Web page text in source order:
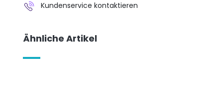
Kundenservice kontaktieren
Ähnliche Artikel